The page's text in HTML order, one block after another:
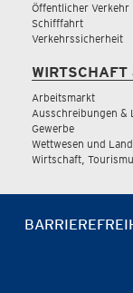
Öffentlicher Verkehr
Schifffahrt
Verkehrssicherheit
Arbeitsmarkt
Ausschreibungen &
Gewerbe
Wettwesen und
Wirtschaft,